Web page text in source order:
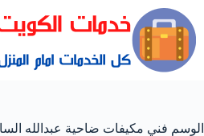
الوسم فني مكيفات ضاحية عبدالله